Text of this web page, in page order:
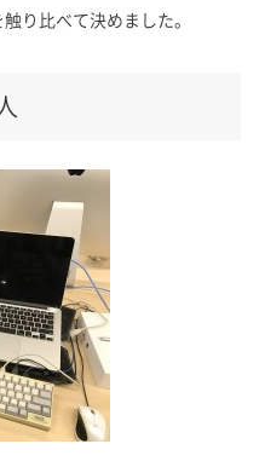
り比べて決めました。